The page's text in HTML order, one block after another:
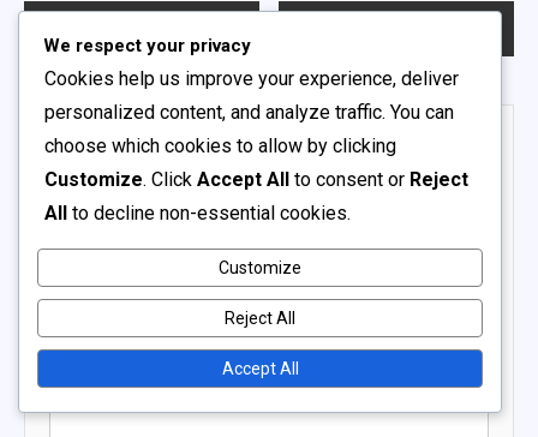
Post
navigation
Leave a Reply
Your email address will not be published. Required fields
are marked*
We respect your privacy
Cookies help us improve your experience, deliver
personalized content, and analyze traffic. You can
choose which cookies to allow by clicking
Customize. Click Accept All to consent or Reject
All to decline non-essential cookies.
Customize
Reject All
Accept All